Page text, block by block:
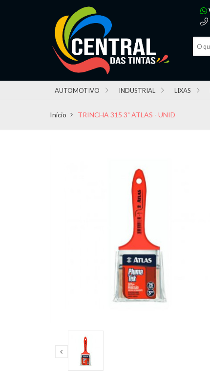
AUTOMOTIVO INDUSTRIAL LIXAS
Início TRINCHA 315 3" ATLAS - UNID